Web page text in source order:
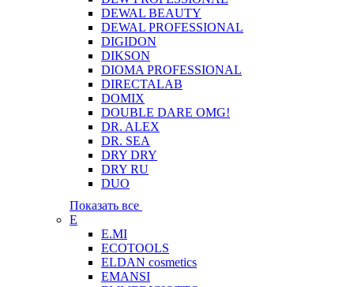
DEWAL BEAUTY
DEWAL PROFESSIONAL
DIGIDON
DIKSON
DIOMA PROFESSIONAL
DIRECTALAB
DOMIX
DOUBLE DARE OMG!
DR. ALEX
DR. SEA
DRY DRY
DRY RU
DUO
Показать все
E
E.MI
ECOTOOLS
ELDAN cosmetics
EMANSI